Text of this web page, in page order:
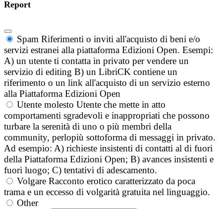
Report
Spam Riferimenti o inviti all'acquisto di beni e/o
servizi estranei alla piattaforma Edizioni Open. Esempi:
A) un utente ti contatta in privato per vendere un
servizio di editing B) un LibriCK contiene un
riferimento o un link all'acquisto di un servizio esterno
alla Piattaforma Edizioni Open
Utente molesto Utente che mette in atto
comportamenti sgradevoli e inappropriati che possono
turbare la serenità di uno o più membri della
community, perlopiù sottoforma di messaggi in privato.
Ad esempio: A) richieste insistenti di contatti al di fuori
della Piattaforma Edizioni Open; B) avances insistenti e
fuori luogo; C) tentativi di adescamento.
Volgare Racconto erotico caratterizzato da poca
trama e un eccesso di volgarità gratuita nel linguaggio.
Other